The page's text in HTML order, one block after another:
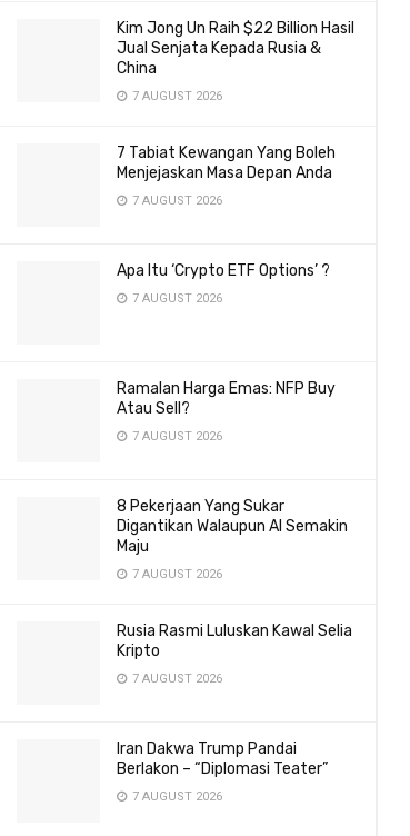
Kim Jong Un Raih $22 Billion Hasil
Jual Senjata Kepada Rusia &
China
7 AUGUST 2026
7 Tabiat Kewangan Yang Boleh
Menjejaskan Masa Depan Anda
7 AUGUST 2026
Apa Itu ‘Crypto ETF Options’ ?
7 AUGUST 2026
Ramalan Harga Emas: NFP Buy
Atau Sell?
7 AUGUST 2026
8 Pekerjaan Yang Sukar
Digantikan Walaupun AI Semakin
Maju
7 AUGUST 2026
Rusia Rasmi Luluskan Kawal Selia
Kripto
7 AUGUST 2026
Iran Dakwa Trump Pandai
Berlakon – “Diplomasi Teater”
7 AUGUST 2026